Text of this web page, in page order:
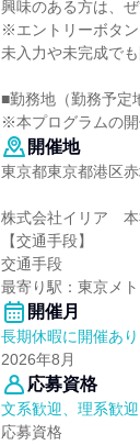
興味のある方は、
※エントリーボタン
未入力や未完成で
■勤務地（勤務予定
※本プログラムの
開催地
東京都東京都港区
株式会社イリア 本
【交通手段】
交通手段
最寄り駅：東京メ
開催月
長期休暇に開催あり
2026年8月
応募資格
文系歓迎、理系歓迎
応募資格